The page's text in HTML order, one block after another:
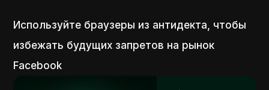
Используйте браузеры из антидекта, чтобы
избежать будущих запретов на рынок
Facebook